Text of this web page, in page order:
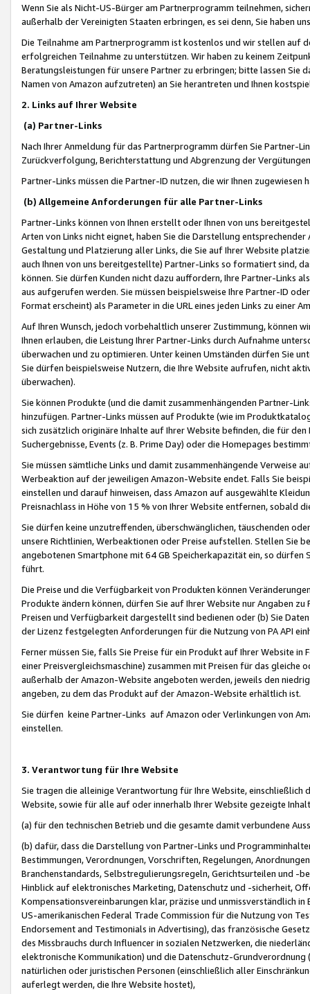
Wenn Sie als Nicht-US-Bürger am Partnerprogramm teilnehmen,
außerhalb der Vereinigten Staaten erbringen, es sei denn, Sie haben
Die Teilnahme am Partnerprogramm ist kostenlos und wir stellen auf
erfolgreichen Teilnahme zu unterstützen. Wir haben zu keinem
Beratungsleistungen für unsere Partner zu erbringen; bitte lassen Sie
Namen von Amazon aufzutreten) an Sie herantreten und Ihnen
2. Links auf Ihrer Website
(a) Partner-Links
Nach Ihrer Anmeldung für das Partnerprogramm dürfen Sie Partner-
Zurückverfolgung, Berichterstattung und Abgrenzung der
Partner-Links müssen die Partner-ID nutzen, die wir Ihnen zugewiesen
(b) Allgemeine Anforderungen für alle Partner-Links
Partner-Links können von Ihnen erstellt oder Ihnen von uns
Arten von Links nicht eignet, haben Sie die Darstellung
Gestaltung und Platzierung aller Links, die Sie auf Ihrer Website
auch Ihnen von uns bereitgestellte) Partner-Links so formatiert sind,
können. Sie dürfen Kunden nicht dazu auffordern, Ihre Partner-Links
aus aufgerufen werden. Sie müssen beispielsweise Ihre Partner-ID
Format erscheint) als Parameter in die URL eines jeden Links zu einer
Auf Ihren Wunsch, jedoch vorbehaltlich unserer Zustimmung, können
Ihnen erlauben, die Leistung Ihrer Partner-Links durch Aufnahme
überwachen und zu optimieren. Unter keinen Umständen dürfen Sie
Sie dürfen beispielsweise Nutzern, die Ihre Website aufrufen, nicht
überwachen).
Sie können Produkte (und die damit zusammenhängenden Partner-
hinzufügen. Partner-Links müssen auf Produkte (wie im
sich zusätzlich originäre Inhalte auf Ihrer Website befinden, die für
Suchergebnisse, Events (z. B. Prime Day) oder die Homepages
Sie müssen sämtliche Links und damit zusammenhängende
Werbeaktion auf der jeweiligen Amazon-Website endet. Falls Sie
einstellen und darauf hinweisen, dass Amazon auf ausgewählte
Preisnachlass in Höhe von 15 % von Ihrer Website entfernen, sobald
Sie dürfen keine unzutreffenden, überschwänglichen, täuschenden
unsere Richtlinien, Werbeaktionen oder Preise aufstellen. Stellen Sie
angebotenen Smartphone mit 64 GB Speicherkapazität ein, so dürfen
führt.
Die Preise und die Verfügbarkeit von Produkten können
Produkte ändern können, dürfen Sie auf Ihrer Website nur Angaben
Preisen und Verfügbarkeit dargestellt sind bedienen oder (b) Sie
der Lizenz festgelegten Anforderungen für die Nutzung von PA API
Ferner müssen Sie, falls Sie Preise für ein Produkt auf Ihrer Website
einer Preisvergleichsmaschine) zusammen mit Preisen für das
außerhalb der Amazon-Website angeboten werden, jeweils den
angeben, zu dem das Produkt auf der Amazon-Website erhältlich ist.
Sie dürfen keine Partner-Links auf Amazon oder Verlinkungen von
einstellen.
3. Verantwortung für Ihre Website
Sie tragen die alleinige Verantwortung für Ihre Website,
Website, sowie für alle auf oder innerhalb Ihrer Website gezeigte
(a) für den technischen Betrieb und die gesamte damit verbundene
(b) dafür, dass die Darstellung von Partner-Links und
Bestimmungen, Verordnungen, Vorschriften, Regelungen,
Branchenstandards, Selbstregulierungsregeln, Gerichtsurteilen und -
Hinblick auf elektronisches Marketing, Datenschutz und -sicherheit,
Kompensationsvereinbarungen klar, präzise und unmissverständlich
US-amerikanischen Federal Trade Commission für die Nutzung von
Endorsement and Testimonials in Advertising), das französische
des Missbrauchs durch Influencer in sozialen Netzwerken, die
elektronische Kommunikation) und die Datenschutz-
natürlichen oder juristischen Personen (einschließlich aller
auferlegt werden, die Ihre Website hostet),